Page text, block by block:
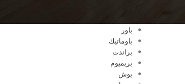
باور
باوماتيك
براندت
بريميوم
بوش